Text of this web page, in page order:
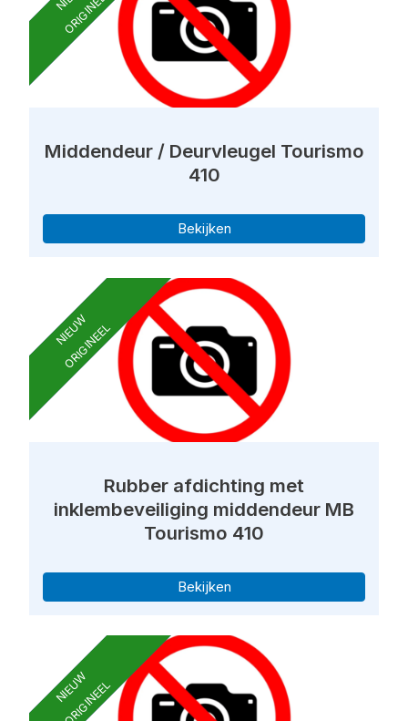
ORIGINEEL
Middendeur / Deurvleugel Tourismo
410
Bekijken
NIEUW
ORIGINEEL
Rubber afdichting met
inklembeveiliging middendeur MB
Tourismo 410
Bekijken
NIEUW
ORIGINEEL